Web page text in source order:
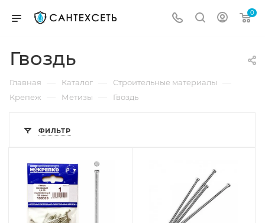
0
Гвоздь
Главная — Каталог — Строительные материалы —
Крепеж — Метизы — Гвоздь
ФИЛЬТР